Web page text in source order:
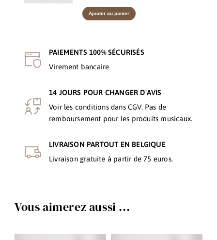
Ajouter au panier
PAIEMENTS 100% SÉCURISÉS
Virement bancaire
14 JOURS POUR CHANGER D'AVIS
Voir les conditions dans CGV. Pas de
remboursement pour les produits musicaux.
LIVRAISON PARTOUT EN BELGIQUE
Livraison gratuite à partir de 75 euros.
Vous aimerez aussi ...